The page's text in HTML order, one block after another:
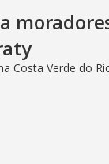
Costa Verde do